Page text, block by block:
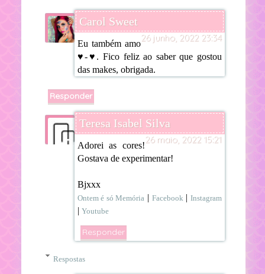
Carol Sweet
26 junho, 2022 23:34
Eu também amo
♥-♥. Fico feliz ao saber que gostou
das makes, obrigada.
Responder
Teresa Isabel Silva
26 maio, 2022 15:21
Adorei as cores!
Gostava de experimentar!
Bjxxx
Ontem é só Memória | Facebook | Instagram
| Youtube
Responder
Respostas